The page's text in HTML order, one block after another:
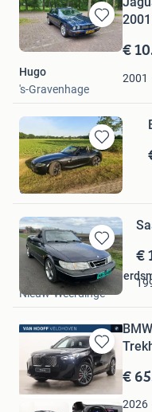
Bewaren
in
Favorieten
€
2001
Hugo
's-Gravenhage
Bewaren
in
Mijn
Favorieten
Rianne
Uden
Bewaren
in
Mijn
Favorieten
€
Autobedrijf Mark
Nieuw-Weerdinge
Bewaren
in
Mijn
Favorieten
€
2026